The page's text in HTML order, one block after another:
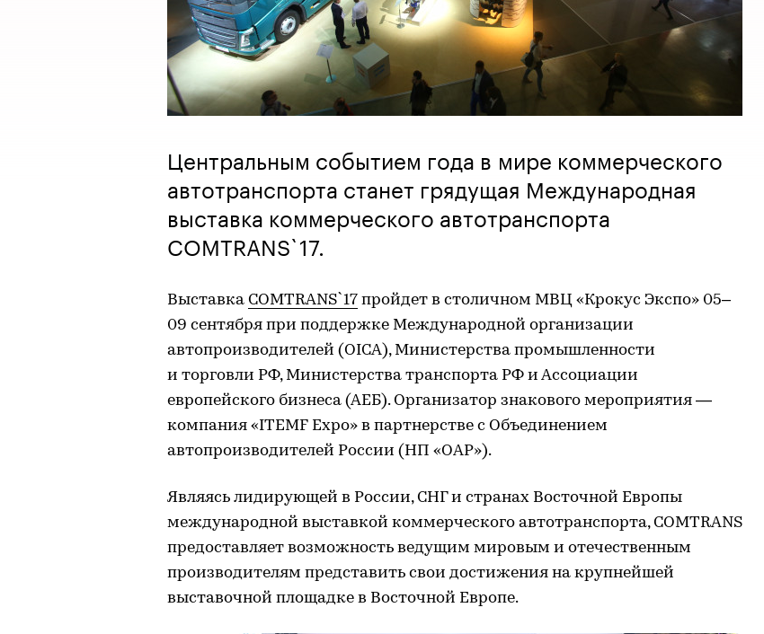
Центральным событием года в мире коммерческого
автотранспорта станет грядущая Международная
выставка коммерческого автотранспорта
СOMTRANS`17.
Выставка СOMTRANS`17 пройдет в столичном МВЦ «Крокус Экспо» 05–
09 сентября при поддержке Международной организации
автопроизводителей (OICA), Министерства промышленности
и торговли РФ, Министерства транспорта РФ и Ассоциации
европейского бизнеса (АЕБ). Организатор знакового мероприятия —
компания «ITEMF Expo» в партнерстве с Объединением
автопроизводителей России (НП «ОАР»).
Являясь лидирующей в России, СНГ и странах Восточной Европы
международной выставкой коммерческого автотранспорта, COMTRANS
предоставляет возможность ведущим мировым и отечественным
производителям представить свои достижения на крупнейшей
выставочной площадке в Восточной Европе.